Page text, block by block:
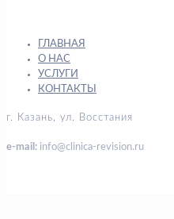
ГЛАВНАЯ
О НАС
УСЛУГИ
КОНТАКТЫ
г. Казань, ул. Восстания
e-mail: info@clinica-revision.ru